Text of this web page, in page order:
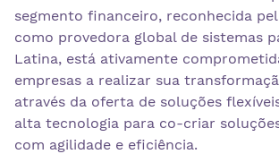
segmento financeiro, reconhecida
como provedora global de sistemas
Latina, está ativamente
empresas a realizar sua
através da oferta de soluções
alta tecnologia para co-criar
com agilidade e eficiência.